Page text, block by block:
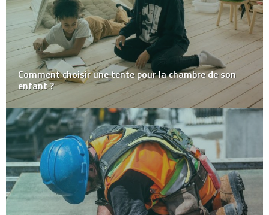
Comment choisir une tente pour la chambre de son
enfant ?